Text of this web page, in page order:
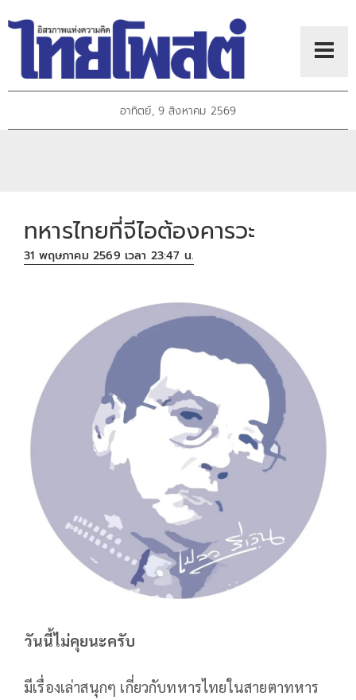
อาทิตย์, 9 สิงหาคม 2569
ทหารไทยที่จีไอต้องคารวะ
31 พฤษภาคม 2569 เวลา 23:47 น.
วันนี้ไม่คุยนะครับ
มีเรื่องเล่าสนุกๆ เกี่ยวกับทหารไทยในสายตาทหาร